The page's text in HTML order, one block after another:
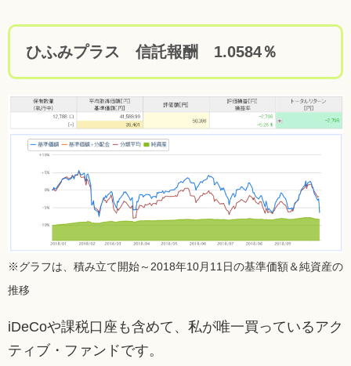
ひふみプラス 信託報酬 1.0584％
※グラフは、積み立て開始～2018年10月11日の基準価額＆純資産の
推移
iDeCoや課税口座も含めて、私が唯一買っているアク
ティブ・ファンドです。